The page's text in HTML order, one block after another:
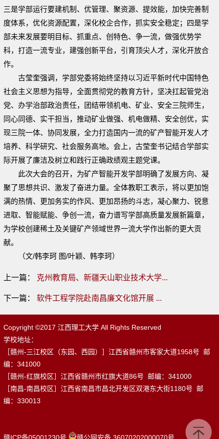
三是学部运行要建机制、优管理、聚资源、提效能，加快完善制
度体系，优化资源配置，深化校企合作，抓实安全稳定；四是学
部未来发展要明目标、抓重点、创特色、争一流，做强优势学
科，打造一流专业，建强创新平台，引育顶尖人才，深化开放合
作。
古莹奎强调，学部党委将始终坚持以习近平新时代中国特色
社会主义思想为指导，全面贯彻党的教育方针，坚决扛起管党治
党、办学治部政治责任，团结带领机电、矿业、安全三院师生，
同心同德、实干担当，推动矿业做强、机电做精、安全创优，实
现三院一体、协同发展，全力打造国内一流的矿产智能开发人才
培养、科学研究、社会服务高地。会上，古莹奎书记结合学部实
际开展了廉洁及树立和践行正确政绩观主题党课。
此次大会的召开，为矿产智能开发学部明确了发展方向、凝
聚了思想共识、激发了奋进力量。全体教职工表示，将以更加饱
满的热情、更加务实的作风、更加昂扬的斗志，凝心聚力、锐意
进取、智能赋能、争创一流，奋力谱写学部高质量发展新篇章，
为学校创建稀土及关键矿产领域世界一流大学作出新的更大贡
献。
（文/韩李珂 图/叶颖、韩李珂）
上一篇： 克州教育局、新疆天山职业技术大学...
下一篇： 软件工程学院赴南昌廉文化馆开展 ...
Copyright ©2017 江西理工大学 All Rights Reserved
学校地址：
［赣州-三江校区（东园、西园）］江西省赣州市客家大道1958号 邮
编：341000
［赣州-红旗校区］江西省赣州市红旗大道86号 邮编：341000
［南昌-南昌校区］江西省南昌市昌北开发区双港东大街1180号 邮
编：330013
赣ICP备05001230号 赣公网安备 36070202000070号